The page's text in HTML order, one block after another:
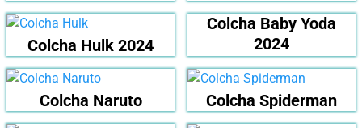
Colcha Hulk 2024
Colcha Baby Yoda
2024
Colcha Naruto Colcha Spiderman